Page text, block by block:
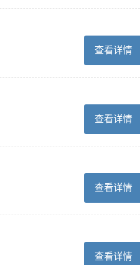
查看详情
查看详情
查看详情
查看详情